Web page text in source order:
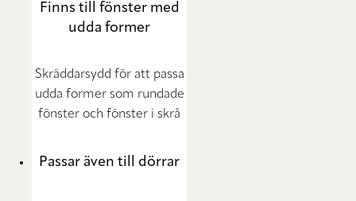
Finns till fönster med
udda former
Skräddarsydd för att passa
udda former som rundade
fönster och fönster i skrå
Passar även till dörrar